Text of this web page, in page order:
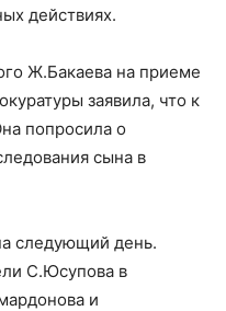
действиях.
Ж.Бакаева на приеме
заявила, что к
попросила о
сына в
следующий день.
С.Юсупова в
и